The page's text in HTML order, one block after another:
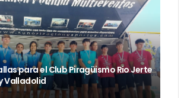
para el Club Piragüismo Rio Jerte
Valladolid